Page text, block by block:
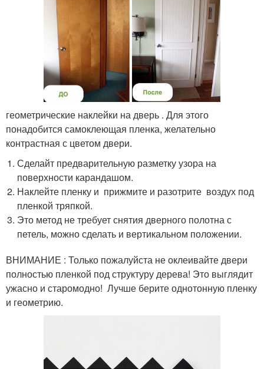
геометрические наклейки на дверь . Для этого
понадобится самоклеющая пленка, желательно
контрастная с цветом двери.
Сделайт предварительную разметку узора на
поверхности карандашом.
Наклейте пленку и прижмите и разотрите воздух под
пленкой тряпкой.
Это метод не требует снятия дверного полотна с
петель, можно сделать и вертикальном положении.
ВНИМАНИЕ : Только пожалуйста не оклеивайте двери
полностью пленкой под структуру дерева! Это выглядит
ужасно и старомодно! Лучше берите однотонную пленку
и геометрию.